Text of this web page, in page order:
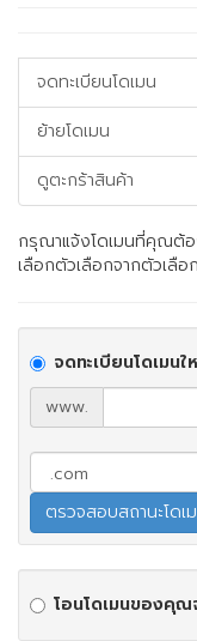
จดทะเบียนโดเมน
ย้ายโดเมน
ดูตะกร้าสินค้า
กรุณาแจ้งโดเมนที่คุณต้อ
เลือกตัวเลือกจากตัวเลือ
จดทะเบียนโดเมนใ
www.
โอนโดเมนของคุณ